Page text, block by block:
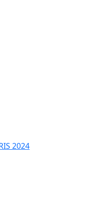
2024